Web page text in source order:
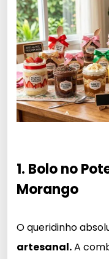
1. Bolo no
Morango
O queridinho
artesanal.A